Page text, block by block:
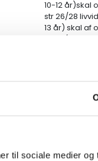
til sociale medier og
10-12
str 26/28
13 år) skal af
str 27/30
str 28
str 30
str 31